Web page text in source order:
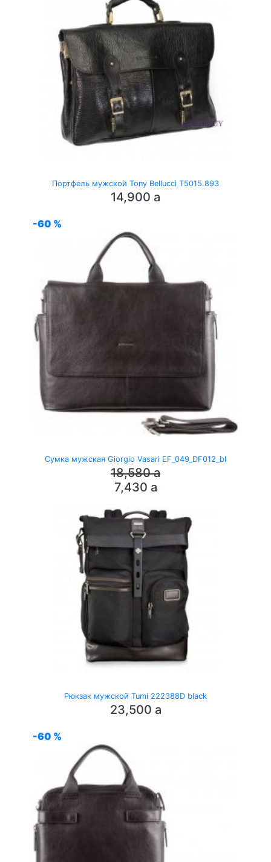
Портфель мужской Tony Bellucci T5015.893
14,900 a
-60 %
Сумка мужская Giorgio Vasari EF_049_DF012_bl
18,580a
7,430 a
Рюкзак мужской Tumi 222388D black
23,500 a
-60 %